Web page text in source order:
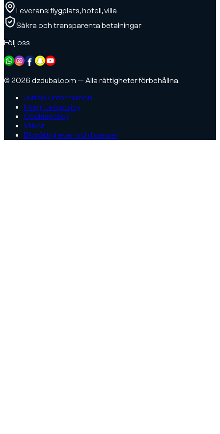
Leverans: flygplats, hotell, villa
Säkra och transparenta betalningar
Följ oss
© 2026 dzdubai.com — Alla rättigheter förbehållna.
Juridisk information
Integritetspolicy
Cookiepolicy
Villkor
Bildrättigheter och licenser